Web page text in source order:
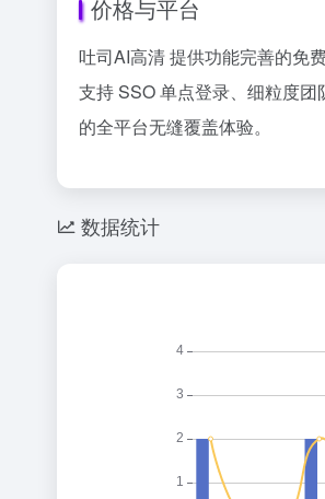
价格与平台
吐司AI高清 提供功能完善的免
支持 SSO 单点登录、细粒度
的全平台无缝覆盖体验。
数据统计